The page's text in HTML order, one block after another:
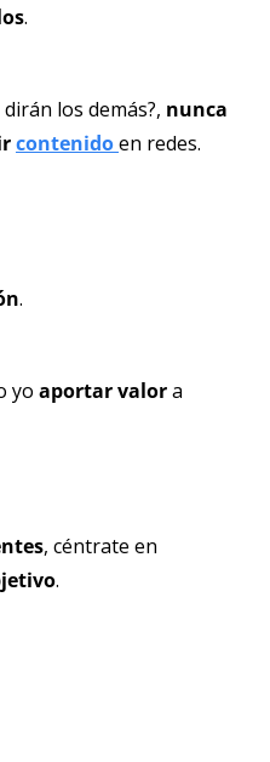
.
los demás?,
contenido en redes.
.
yo aportar valor a
.